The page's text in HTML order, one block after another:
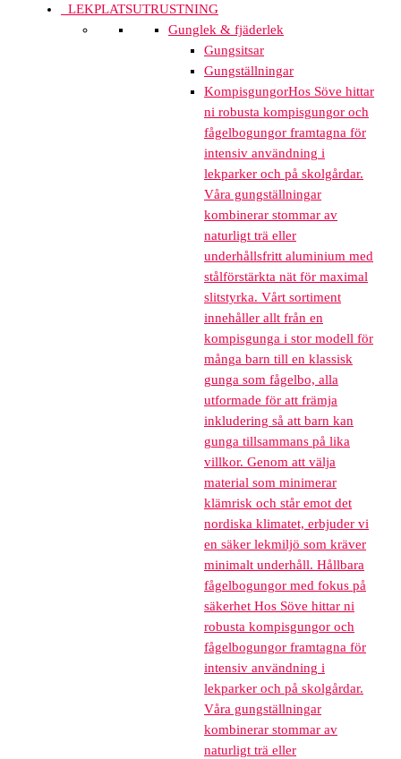
LEKPLATSUTRUSTNING
Gunglek & fjäderlek
Gungsitsar
Gungställningar
KompisgungorHos Söve hittar
ni robusta kompisgungor och
fågelbogungor framtagna för
intensiv användning i
lekparker och på skolgårdar.
Våra gungställningar
kombinerar stommar av
naturligt trä eller
underhållsfritt aluminium med
stålförstärkta nät för maximal
slitstyrka. Vårt sortiment
innehåller allt från en
kompisgunga i stor modell för
många barn till en klassisk
gunga som fågelbo, alla
utformade för att främja
inkludering så att barn kan
gunga tillsammans på lika
villkor. Genom att välja
material som minimerar
klämrisk och står emot det
nordiska klimatet, erbjuder vi
en säker lekmiljö som kräver
minimalt underhåll. Hållbara
fågelbogungor med fokus på
säkerhet Hos Söve hittar ni
robusta kompisgungor och
fågelbogungor framtagna för
intensiv användning i
lekparker och på skolgårdar.
Våra gungställningar
kombinerar stommar av
naturligt trä eller